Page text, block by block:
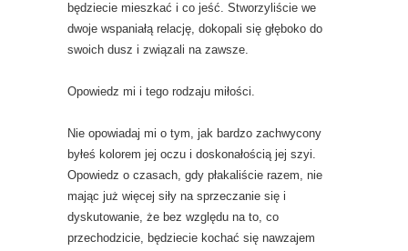
będziecie mieszkać i co jeść. Stworzyliście we
dwoje wspaniałą relację, dokopali się głęboko do
swoich dusz i związali na zawsze.
Opowiedz mi i tego rodzaju miłości.
Nie opowiadaj mi o tym, jak bardzo zachwycony
byłeś kolorem jej oczu i doskonałością jej szyi.
Opowiedz o czasach, gdy płakaliście razem, nie
mając już więcej siły na sprzeczanie się i
dyskutowanie, że bez względu na to, co
przechodzicie, będziecie kochać się nawzajem